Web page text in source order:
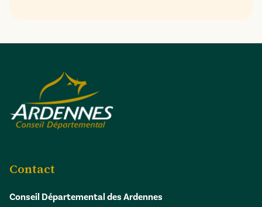
Contact
Conseil Départemental des Ardennes